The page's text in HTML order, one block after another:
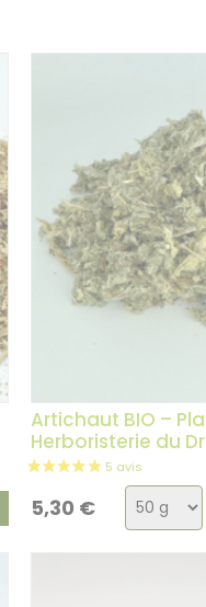
Artichaut BIO –
Herboristerie du
5,30 €
Choix
de
la